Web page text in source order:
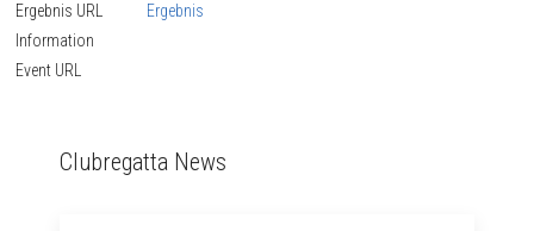
Ergebnis URL
Ergebnis
Information
Event URL
Clubregatta News